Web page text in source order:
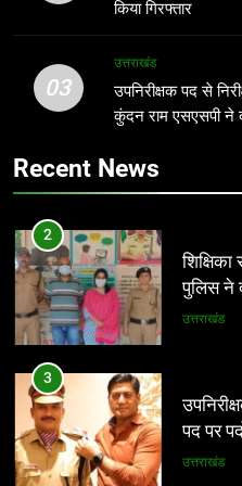
पुलिस ने
उत्तराखंड
उत्तराखंड
4
भरोसा*
उत्तराखंड
5
किया गिरफ्तार
03
उत्तराखंड
उपनिरीक्षक पद से
कुंदन राम एसएसपी ने
Recent News
उत्तराखंड
1
2
पुलिस ने
उत्तराखंड
3
पद पर
उत्तराखंड